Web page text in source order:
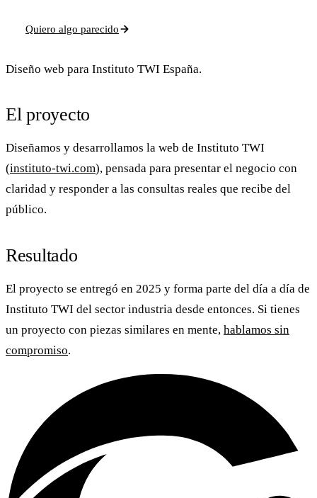
Quiero algo parecido
Diseño web para Instituto TWI España.
El proyecto
Diseñamos y desarrollamos la web de Instituto TWI
(instituto-twi.com), pensada para presentar el negocio con
claridad y responder a las consultas reales que recibe del
público.
Resultado
El proyecto se entregó en 2025 y forma parte del día a día de
Instituto TWI del sector industria desde entonces. Si tienes
un proyecto con piezas similares en mente, hablamos sin
compromiso.